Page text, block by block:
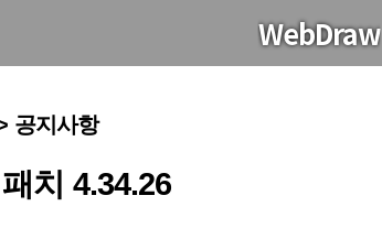
WebDraw
공지사항
치 4.34.26